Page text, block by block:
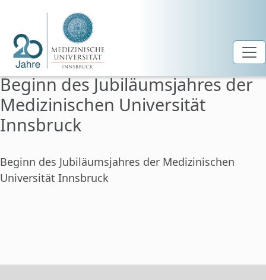
Zum Hauptinhalt springen
Beginn des Jubiläumsjahres der
Medizinischen Universität
Innsbruck
Beginn des Jubiläumsjahres der Medizinischen
Universität Innsbruck